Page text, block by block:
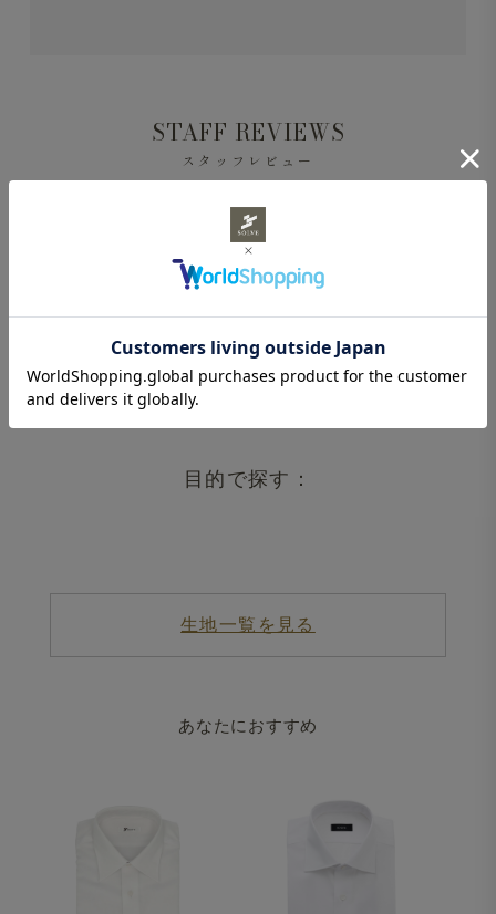
STAFF REVIEWS
スタッフレビュー
レビューはありません。
目的で探す：
生地一覧を見る
あなたにおすすめ